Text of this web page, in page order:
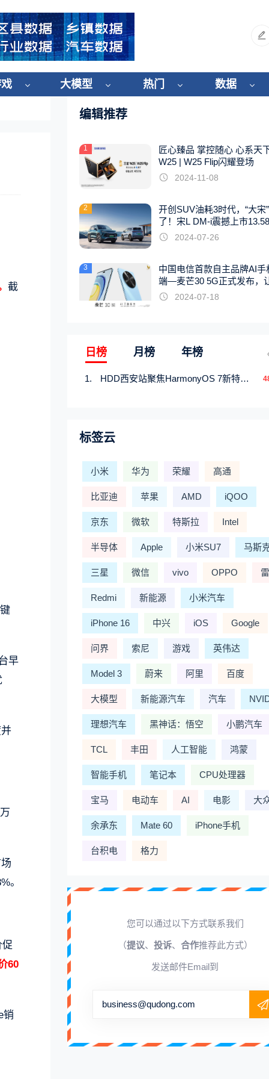
大模型 热门 数据
截
早
。
60
销
编辑推荐
1
匠心臻品 掌控随心 心系天
W25 | W25 Flip闪耀登场
2024-11-08
2
开创SUV油耗3时代，“大宋
了！宋L DM-i震撼上市
起
2024-07-26
3
中国电信首款自主品牌AI手
端—麦芒30 5G正式发布，
触手可及2024-07-18
日榜 月榜 年榜
HDD西安站聚焦HarmonyOS 7新特性，解锁从互联到智能的应用开发新范式
标签云
小米 华为 荣耀 高通
比亚迪 苹果 AMD iQOO
京东 微软 特斯拉 Intel
半导体 Apple 小米SU7 马斯
三星 微信 vivo OPPO
Redmi 新能源 小米汽车
iPhone 16 中兴 iOS Google
问界 索尼 游戏 英伟达
Model 3 蔚来 阿里 百度
大模型 新能源汽车 汽车
理想汽车 黑神话：悟空 小鹏汽车
TCL 丰田 人工智能 鸿蒙
智能手机 笔记本 CPU处理器
宝马 电动车 AI 电影 大
余承东 Mate 60 iPhone手机
台积电 格力
您可以通过以下方式联系我们
（提议、 投诉、 合作推荐此方式）
发送邮件Email到
business@qudong.com